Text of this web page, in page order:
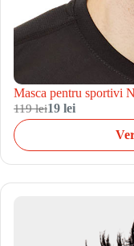
Masca pentru sportivi
119 lei19 lei